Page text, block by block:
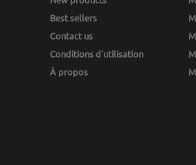
Best sellers
Contact us
Conditions d'utilisation
À propos